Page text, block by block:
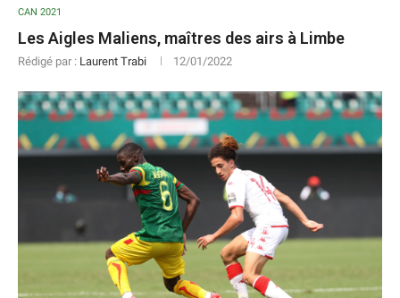
CAN 2021
Les Aigles Maliens, maîtres des airs à Limbe
Rédigé par : Laurent Trabi 12/01/2022